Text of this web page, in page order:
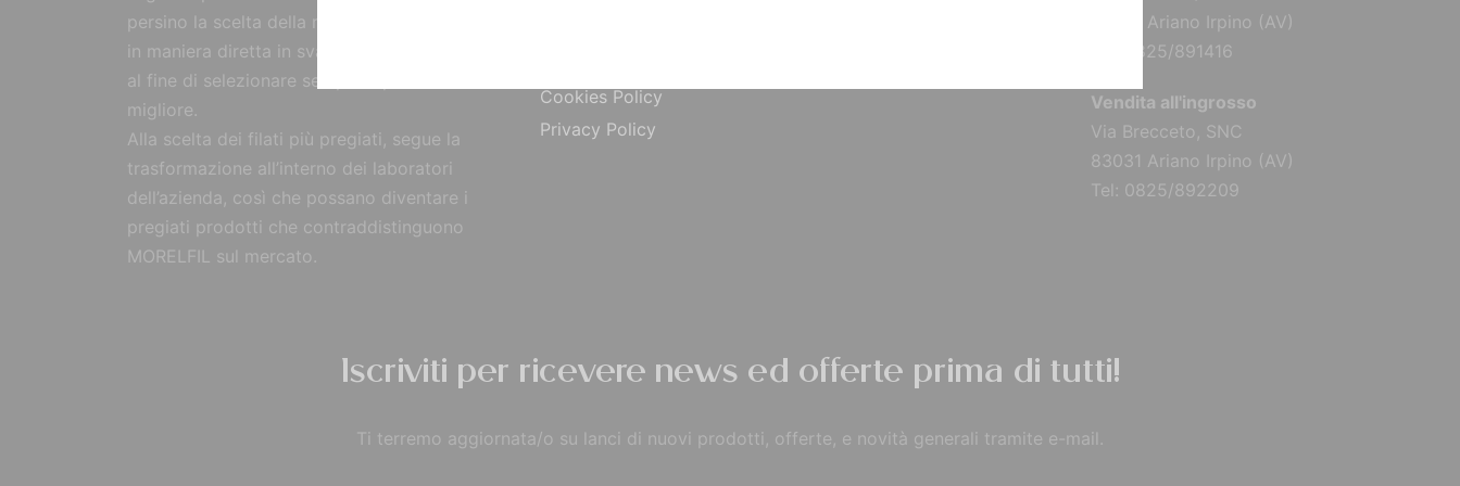
persino la scelta della materia prima, reperita
in maniera diretta in svariate parti del mondo
al fine di selezionare sempre il prodotto
migliore.
Alla scelta dei filati più pregiati, segue la
trasformazione all’interno dei laboratori
dell’azienda, così che possano diventare i
pregiati prodotti che contraddistinguono
MORELFIL sul mercato.
Cookies Policy
Privacy Policy
83031 Ariano Irpino (AV)
Tel: 0825/891416
Vendita all'ingrosso
Via Brecceto, SNC
83031 Ariano Irpino (AV)
Tel: 0825/892209
Iscriviti per ricevere news ed offerte prima di tutti!
Ti terremo aggiornata/o su lanci di nuovi prodotti, offerte, e novità generali tramite e-mail.